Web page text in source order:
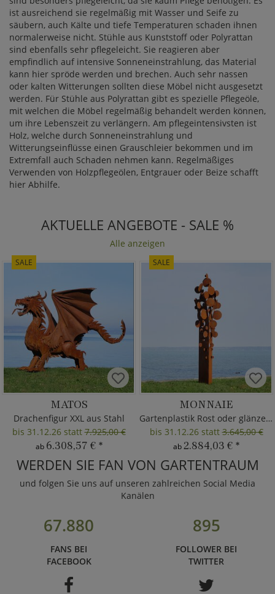
ist ausreichend sie regelmäßig mit Wasser und Seife zu
säubern, auch Kälte und tiefe Temperaturen schaden ihnen
normalerweise nicht. Stühle aus Kunststoff oder Polyrattan
sind ebenfalls sehr pflegeleicht. Sie reagieren aber
empfindlich auf intensive Sonneneinstrahlung, das Material
kann hier spröde werden und brechen. Auch sehr nassen
oder kalten Witterungen sollten diese Möbel nicht ausgesetzt
werden. Für Stühle aus Polyrattan gibt es spezielle Pflegeöle,
mit welchen die Möbel regelmäßig behandelt werden können,
um ihre Lebenszeit zu verlängern. Am pflegeintensivsten ist
Holz, welche durch Sonneneinstrahlung und
Witterungseinflüsse einen Grauschleier bekommen und im
Extremfall auch Schaden nehmen kann. Regelmäßiges
Verwenden von Holzpflegeölen, Entgrauer oder Beize schafft
hier Abhilfe.
AKTUELLE ANGEBOTE - SALE %
Alle anzeigen
SALE
MATOS
Drachenfigur XXL aus Stahl
bis 31.12.26 statt7.925,00 €
ab 6.308,57 € *
SALE
MONNAIE
Gartenplastik Rost oder glänzend
bis 31.12.26 statt3.645,00 €
ab2.884,03 € *
WERDEN SIE FAN VON GARTENTRAUM
und folgen Sie uns auf unseren zahlreichen Social Media
Kanälen
67.880
FANS BEI
FACEBOOK
895
FOLLOWER BEI
TWITTER